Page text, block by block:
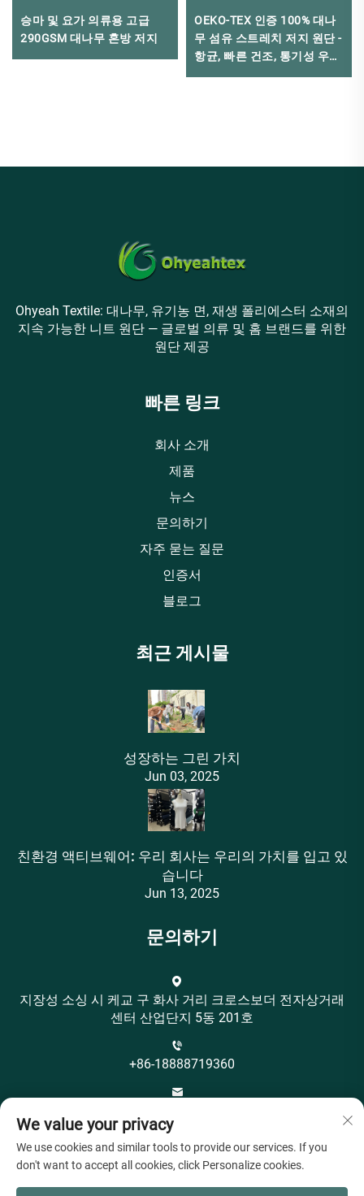
승마 및 요가 의류용 고급
290GSM 대나무 혼방 저지
OEKO-TEX 인증 100% 대나
무 섬유 스트레치 저지 원단 -
항균, 빠른 건조, 통기성 우수,
여성 속옷 및 아웃도어 안감,
Ohyeah Textile: 대나무, 유기농 면, 재생 폴리에스터 소재의
지속 가능한 니트 원단 — 글로벌 의류 및 홈 브랜드를 위한
원단 제공
빠른 링크
회사 소개
제품
뉴스
문의하기
자주 묻는 질문
인증서
블로그
최근 게시물
성장하는 그린 가치
Jun 03, 2025
친환경 액티브웨어: 우리 회사는 우리의 가치를 입고 있
습니다
Jun 13, 2025
문의하기
지장성 소싱 시 케교 구 화사 거리 크로스보더 전자상거래
센터 산업단지 5동 201호
+86-18888719360
We value your privacy
We use cookies and similar tools to provide our services. If you
don't want to accept all cookies, click Personalize cookies.